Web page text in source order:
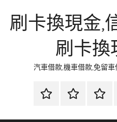
刷卡換現金,
刷卡換
汽車借款,機車借款,免留
首
當
網